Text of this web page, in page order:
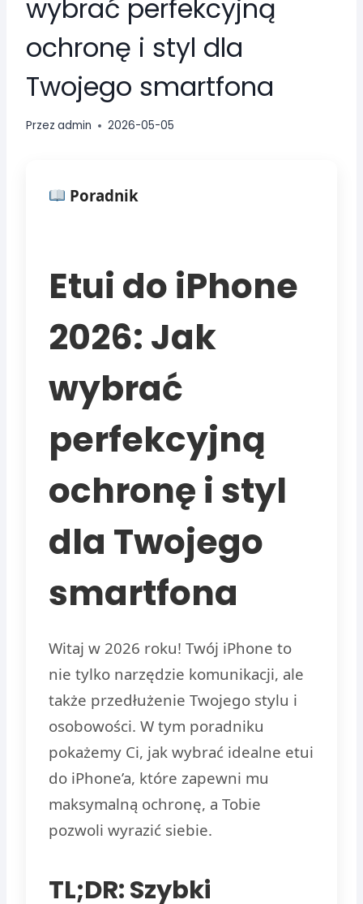
wybrać perfekcyjną
ochronę i styl dla
Twojego smartfona
Przez admin 2026-05-05
Poradnik
Etui do iPhone
2026: Jak
wybrać
perfekcyjną
ochronę i styl
dla Twojego
smartfona
Witaj w 2026 roku! Twój iPhone to
nie tylko narzędzie komunikacji, ale
także przedłużenie Twojego stylu i
osobowości. W tym poradniku
pokażemy Ci, jak wybrać idealne etui
do iPhone’a, które zapewni mu
maksymalną ochronę, a Tobie
pozwoli wyrazić siebie.
TL;DR: Szybki